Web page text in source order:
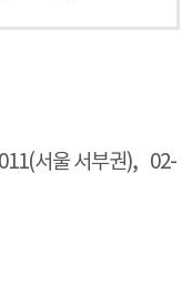
서울 서부권), 02-